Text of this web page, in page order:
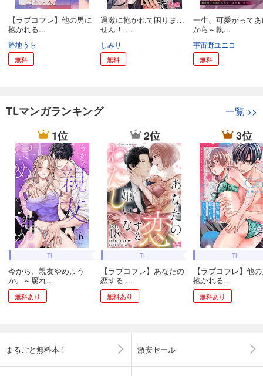
【ラブコフレ】他の男に
抱かれる...
路地うら
無料
過激に抱かれて困りま…
せん！ ...
しみり
無料
一生、可愛がって
から～執...
宇宙野ユニコ
無料
TLマンガランキング 一覧 >>
1位
TL
今から、親友やめよう
か。～腐れ...
無料あり
2位
TL
【ラブコフレ】あなたの
恋する ...
無料あり
3位
TL
【ラブコフレ】他
抱かれる...
無料あり
まるごと無料本！ 激安セール